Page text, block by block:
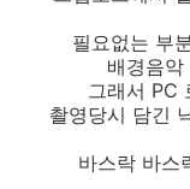
필요없는 부
배경음
그래서 PC
촬영당시 담긴
바스락 바스